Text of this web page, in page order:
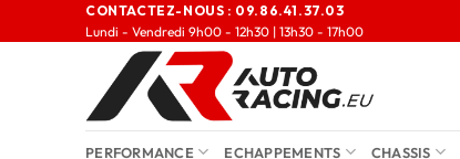
CONTACTEZ-NOUS : 09.86.41.37.03
Lundi - Vendredi 9h00 - 12h30 | 13h30 - 17h00
PERFORMANCE ECHAPPEMENTS CHASSIS